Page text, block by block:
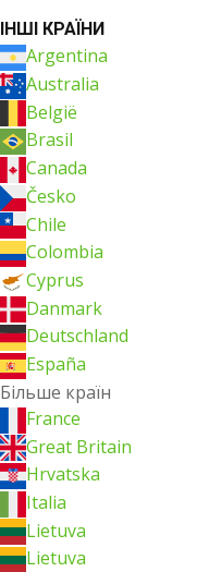
ІНШІ КРАЇНИ
Argentina
Australia
België
Brasil
Canada
Česko
Chile
Colombia
Cyprus
Danmark
Deutschland
España
Більше країн
France
Great Britain
Hrvatska
Italia
Lietuva
Lietuva